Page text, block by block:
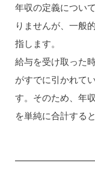
年収の定義につい
りませんが、一般的
指します。
給与を受け取った
がすでに引かれて
す。そのため、年
を単純に合計する